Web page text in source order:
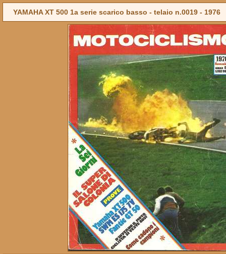
YAMAHA XT 500 1a serie scarico basso - telaio n.0019 - 1976